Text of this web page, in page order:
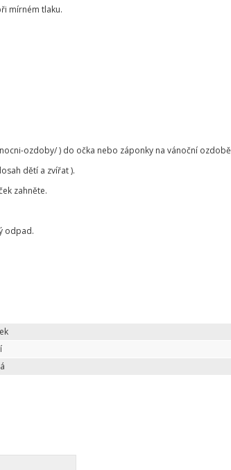
mírném tlaku.
ozdoby/ ) do očka nebo záponky na vánoční ozdobě
dětí a zvířat ).
zahněte.
odpad.